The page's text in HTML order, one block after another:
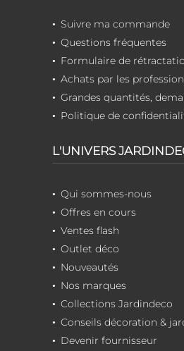
Suivre ma commande
Questions fréquentes
Formulaire de
Achats par les
Grandes quantités,
Politique de
L'UNIVERS
Qui sommes-nous
Offres en cours
Ventes flash
Outlet déco
Nouveautés
Nos marques
Collections Jardindeco
Conseils décoration &
Devenir fournisseur